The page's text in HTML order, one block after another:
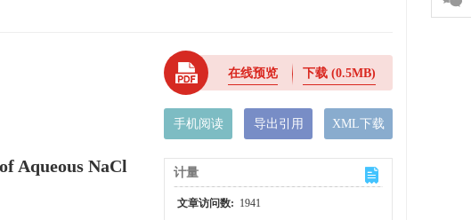
Aqueous NaCl
在线预览 下载(0.5MB)
手机阅读 导出引用 XML下载
计量
文章访问数: 1941